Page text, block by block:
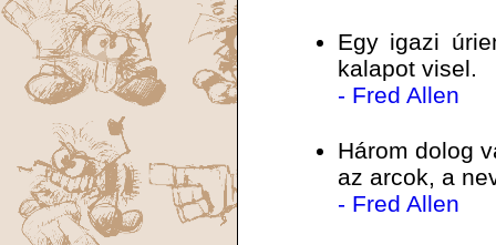
Egy igazi
kalapot visel.
- Fred Allen
Három dolog
az arcok, a
- Fred Allen